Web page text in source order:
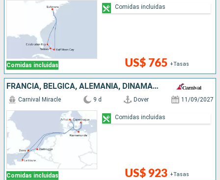
Comidas incluidas US$ 765 +Tasas
Comidas incluidas
FRANCIA, BÉLGICA, ALEMANIA, DINAMARCA, REINO UNIDO
Comidas incluidas
Carnival Miracle 9 d Dover 11/09/2027
US$ 923 +Tasas
Comidas incluidas